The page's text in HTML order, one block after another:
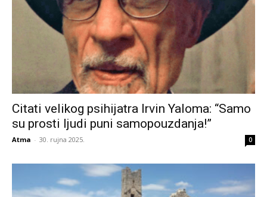
Citati velikog psihijatra Irvin Yaloma: “Samo
su prosti ljudi puni samopouzdanja!”
Atma - 30. rujna 2025. 0